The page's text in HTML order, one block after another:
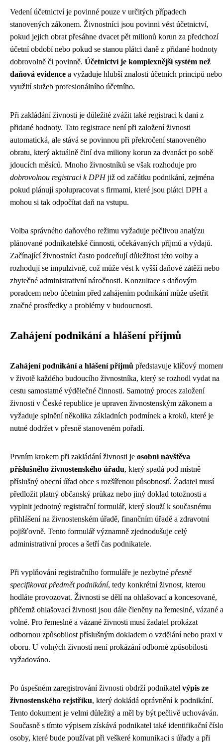
Vedení účetnictví je povinné pouze v určitých případech
stanovených zákonem. Živnostníci jsou povinni vést účetnictví,
pokud jejich obrat přesáhne dvacet pět milionů korun za předchozí
účetní období nebo pokud se stanou plátci daně z přidané hodnoty
dobrovolně či povinně. Účetnictví je komplexnější systém než
daňová evidence a vyžaduje hlubší znalosti účetních principů nebo
využití služeb profesionálního účetního.
Při zakládání živnosti je důležité zvážit také registraci k dani z
přidané hodnoty. Tato registrace není při založení živnosti
automatická, ale stává se povinnou při překročení stanoveného
obratu, který aktuálně činí dva miliony korun za dvanáct po sobě
jdoucích měsíců. Mnoho živnostníků se však rozhoduje pro
dobrovolnou registraci k DPHjiž od začátku podnikání, zejména
pokud plánují spolupracovat s firmami, které jsou plátci DPH a
mohou si tak odpočítat daň na vstupu.
Volba správného daňového režimu vyžaduje pečlivou analýzu
plánované podnikatelské činnosti, očekávaných příjmů a výdajů.
Začínající živnostníci často podceňují důležitost této volby a
rozhodují se impulzivně, což může vést k vyšší daňové zátěži nebo
zbytečné administrativní náročnosti. Konzultace s daňovým
poradcem nebo účetním před zahájením podnikání může ušetřit
značné prostředky a problémy v budoucnosti.
Zahájení podnikání a hlášení příjmů
Zahájení podnikání a hlášení příjmů představuje klíčový
v životě každého budoucího živnostníka, který se rozhodl vydat na
cestu samostatné výdělečné činnosti. Samotný proces založení
živnosti v České republice je upraven živnostenským zákonem a
vyžaduje splnění několika základních podmínek a kroků, které je
nutné dodržet v přesně stanoveném pořadí.
Prvním krokem při zakládání živnosti je osobní návštěva
příslušného živnostenského úřadu, který spadá pod místně
příslušný obecní úřad obce s rozšířenou působností. Žadatel musí
předložit platný občanský průkaz nebo jiný doklad totožnosti a
vyplnit jednotný registrační formulář, který slouží k současnému
přihlášení na živnostenském úřadě, finančním úřadě a zdravotní
pojišťovně. Tento formulář významně zjednodušuje celý
administrativní proces a šetří čas podnikatele.
Při vyplňování registračního formuláře je nezbytné přesně
specifikovat předmět podnikání, tedy konkrétní živnost, kterou
hodláte provozovat. Živnosti se dělí na ohlašovací a koncesované,
přičemž ohlašovací živnosti jsou dále členěny na řemeslné, vázané a
volné. Pro řemeslné a vázané živnosti musí žadatel prokázat
odbornou způsobilost příslušným dokladem o vzdělání nebo praxi v
oboru. U volných živností není prokázání odborné způsobilosti
vyžadováno.
Po úspešném zaregistrování živnosti obdrží podnikatel výpis ze
živnostenského rejstříku, který dokládá oprávnění k podnikání.
Tento dokument je velmi důležitý a měl by být pečlivě uchováván.
Současně s tímto výpisem získává podnikatel také identifikační číslo
osoby, které bude používat při veškeré komunikaci s úřady a při